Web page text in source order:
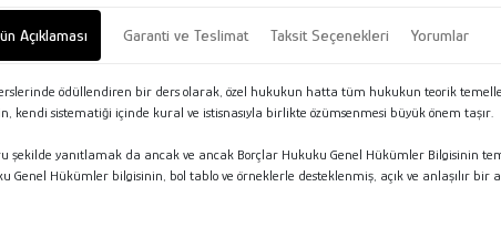
Açıklaması Garanti ve Teslimat Taksit Seçenekleri Yorumlar
ödüllendiren bir ders olarak, özel hukukun hatta tüm hukukun teorik
kendi sistematiği içinde kural ve istisnasıyla birlikte özümsenmesi büyük önem taşır.
yanıtlamak da ancak ve ancak Borçlar Hukuku Genel Hükümler Bilgisinin
Genel Hükümler bilgisinin, bol tablo ve örneklerle desteklenmiş, açık ve anlaşılır